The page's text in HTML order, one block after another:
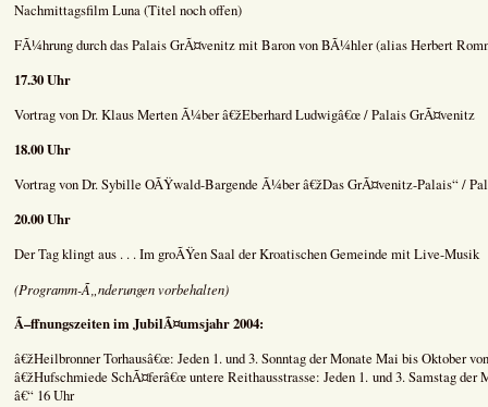
Nachmittagsfilm Luna (Titel noch offen)
FÃ¼hrung durch das Palais GrÃ¤venitz mit Baron von BÃ¼hler (alias Herbert
17.30 Uhr
Vortrag von Dr. Klaus Merten Ã¼ber â€žEberhard Ludwigâ€œ / Palais GrÃ¤venitz
18.00 Uhr
Vortrag von Dr. Sybille OÃŸwald-Bargende Ã¼ber â€žDas GrÃ¤venitz-Palais“ /
20.00 Uhr
Der Tag klingt aus . . . Im groÃŸen Saal der Kroatischen Gemeinde mit Live-Musik
(Programm-Ã„nderungen vorbehalten)
Ã–ffnungszeiten im JubilÃ¤umsjahr 2004:
â€žHeilbronner Torhausâ€œ: Jeden 1. und 3. Sonntag der Monate Mai bis Oktober
â€žHufschmiede SchÃ¤ferâ€œ untere Reithausstrasse: Jeden 1. und 3. Samstag der
â€“ 16 Uhr